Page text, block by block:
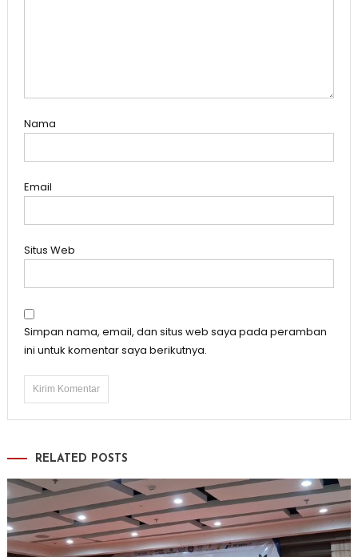
Nama
Email
Situs Web
Simpan nama, email, dan situs web saya pada peramban
ini untuk komentar saya berikutnya.
RELATED POSTS